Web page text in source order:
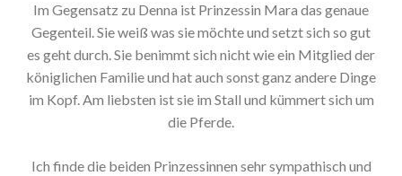
Im Gegensatz zu Denna ist Prinzessin Mara das genaue
Gegenteil. Sie weiß was sie möchte und setzt sich so gut
es geht durch. Sie benimmt sich nicht wie ein Mitglied der
königlichen Familie und hat auch sonst ganz andere Dinge
im Kopf. Am liebsten ist sie im Stall und kümmert sich um
die Pferde.
Ich finde die beiden Prinzessinnen sehr sympathisch und